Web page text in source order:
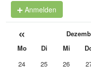
Anmelden
«
Mo Di Mi
24
25 26